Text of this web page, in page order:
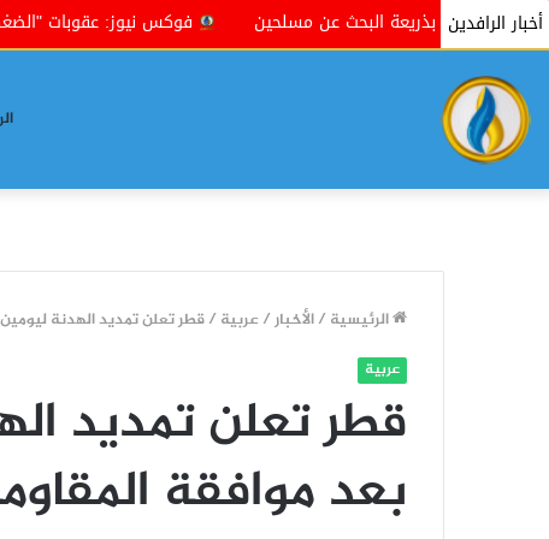
أخبار الرافدينبذريعة البحث عن مسلحين فوكس نيوز: عقوبات "الضغط
الرئيسية /الأخبار/عربية /قطر تعلن تمديد الهدنة
عربية
قطر تعلن تمديد
بعد موافقة